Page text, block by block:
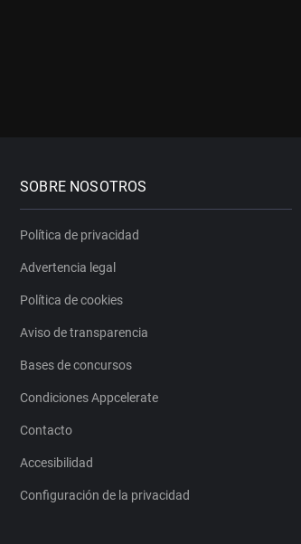
SOBRE NOSOTROS
Política de privacidad
Advertencia legal
Política de cookies
Aviso de transparencia
Bases de concursos
Condiciones Appcelerate
Contacto
Accesibilidad
Configuración de la privacidad